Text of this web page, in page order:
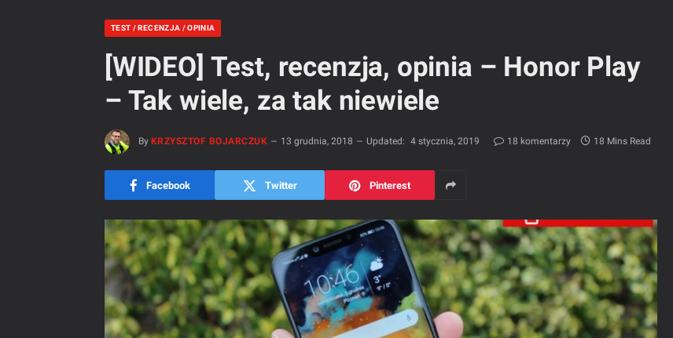
TEST / RECENZJA / OPINIA
[WIDEO] Test, recenzja, opinia – Honor Play
– Tak wiele, za tak niewiele
By KRZYSZTOF BOJARCZUK 13 grudnia, 2018 Updated: 4 stycznia, 2019 18 komentarzy 18 Mins Read
Facebook Twitter Pinterest